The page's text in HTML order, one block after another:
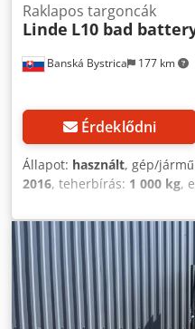
Banská Bystrica 177 km
Raklapos targoncák
Linde L10 bad
Érdeklődni
Állapot: használt, gép/
2016, teherbírás: 1 000 kg,
,
Djdjzth Tpspfx Ah Dokr